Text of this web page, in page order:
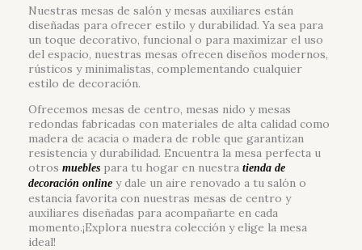
Nuestras mesas de salón y mesas auxiliares están
diseñadas para ofrecer estilo y durabilidad. Ya sea para
un toque decorativo, funcional o para maximizar el uso
del espacio, nuestras mesas ofrecen diseños modernos,
rústicos y minimalistas, complementando cualquier
estilo de decoración.
Ofrecemos mesas de centro, mesas nido y mesas
redondas fabricadas con materiales de alta calidad como
madera de acacia o madera de roble que garantizan
resistencia y durabilidad. Encuentra la mesa perfecta u
otros muebles para tu hogar en nuestra tienda de
decoración online y dale un aire renovado a tu salón o
estancia favorita con nuestras mesas de centro y
auxiliares diseñadas para acompañarte en cada
momento.¡Explora nuestra colección y elige la mesa
ideal!